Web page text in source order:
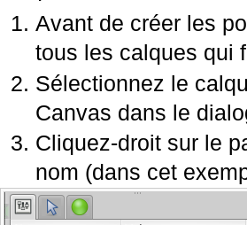
Avant de créer les
tous les calques qui
Sélectionnez le
Canvas dans le
Cliquez-droit sur le
nom (dans cet